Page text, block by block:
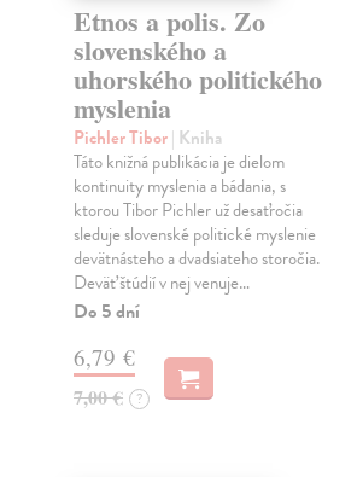
Etnos a polis. Zo
slovenského a
uhorského politického
myslenia
Pichler Tibor| Kniha
Táto knižná publikácia je dielom
kontinuity myslenia a bádania, s
ktorou Tibor Pichler už desaťročia
sleduje slovenské politické myslenie
devätnásteho a dvadsiateho storočia.
Deväť štúdií v nej venuje…
Do 5 dní
6,79 €
7,00 € ?